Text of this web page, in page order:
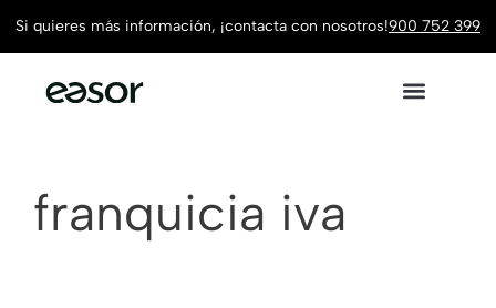
Si quieres más información, ¡contacta con nosotros!900 752 399
franquicia iva